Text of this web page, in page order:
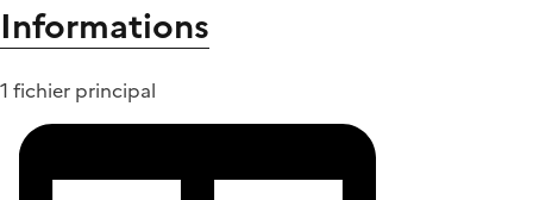
Informations
1 fichier principal